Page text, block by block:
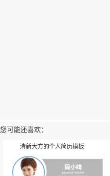
您可能还喜欢：
清新大方的个人简历模板